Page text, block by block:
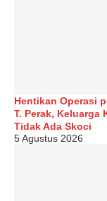
Hentikan Operasi
T. Perak, Keluarga
Tidak Ada Skoci
5 Agustus 2026